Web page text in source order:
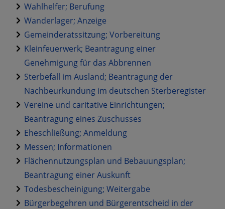
Wahlhelfer; Berufung
Wanderlager; Anzeige
Gemeinderatssitzung; Vorbereitung
Kleinfeuerwerk; Beantragung einer
Genehmigung für das Abbrennen
Sterbefall im Ausland; Beantragung der
Nachbeurkundung im deutschen Sterberegister
Vereine und caritative Einrichtungen;
Beantragung eines Zuschusses
Eheschließung; Anmeldung
Messen; Informationen
Flächennutzungsplan und Bebauungsplan;
Beantragung einer Auskunft
Todesbescheinigung; Weitergabe
Bürgerbegehren und Bürgerentscheid in der